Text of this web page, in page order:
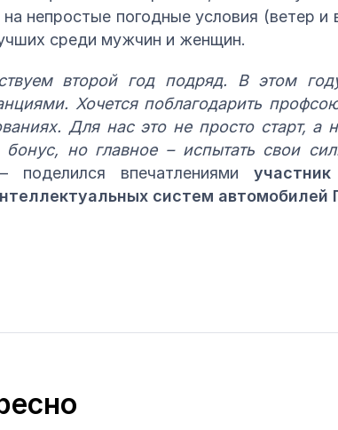
непростые погодные условия (ветер и
среди мужчин и женщин.
второй год подряд. В этом
Хочется поблагодарить
Для нас это не просто старт, а
но главное – испытать свои
впечатлениями
систем